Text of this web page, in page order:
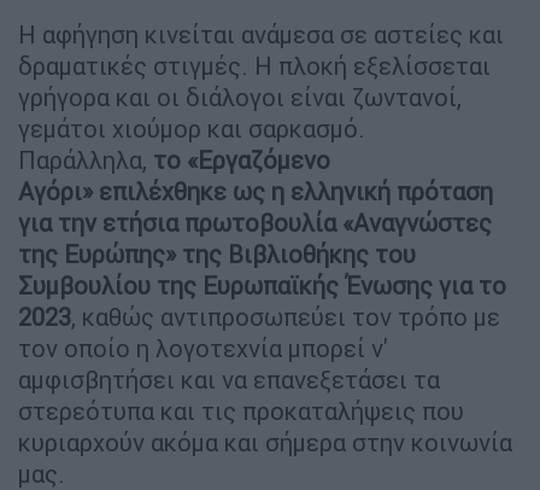
Η αφήγηση κινείται ανάμεσα σε αστείες και
δραματικές στιγμές. Η πλοκή εξελίσσεται
γρήγορα και οι διάλογοι είναι ζωντανοί,
γεμάτοι χιούμορ και σαρκασμό.
Παράλληλα, το «Εργαζόμενο
Αγόρι» επιλέχθηκε ως η ελληνική πρόταση
για την ετήσια πρωτοβουλία «Αναγνώστες
της Ευρώπης» της Βιβλιοθήκης του
Συμβουλίου της Ευρωπαϊκής Ένωσης για το
2023, καθώς αντιπροσωπεύει τον τρόπο με
τον οποίο η λογοτεχνία μπορεί ν'
αμφισβητήσει και να επανεξετάσει τα
στερεότυπα και τις προκαταλήψεις που
κυριαρχούν ακόμα και σήμερα στην κοινωνία
μας.